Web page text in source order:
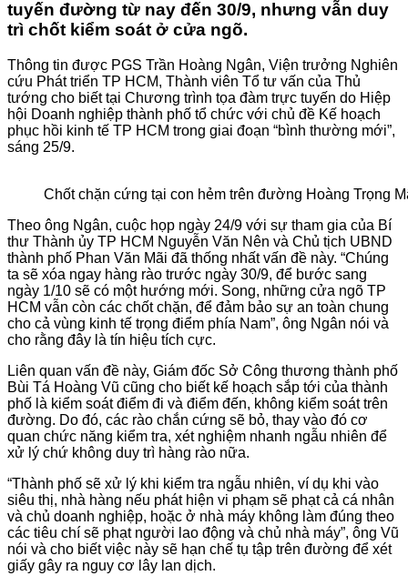
tuyến đường từ nay đến 30/9, nhưng vẫn duy
trì chốt kiểm soát ở cửa ngõ.
Thông tin được PGS Trần Hoàng Ngân, Viện trưởng Nghiên
cứu Phát triển TP HCM, Thành viên Tổ tư vấn của Thủ
tướng cho biết tại Chương trình tọa đàm trực tuyến do Hiệp
hội Doanh nghiệp thành phố tổ chức với chủ đề Kế hoạch
phục hồi kinh tế TP HCM trong giai đoạn “bình thường mới”,
sáng 25/9.
Chốt chặn cứng tại con hẻm trên đường Hoàng Trọng
Theo ông Ngân, cuộc họp ngày 24/9 với sự tham gia của Bí
thư Thành ủy TP HCM Nguyễn Văn Nên và Chủ tịch UBND
thành phố Phan Văn Mãi đã thống nhất vấn đề này. “Chúng
ta sẽ xóa ngay hàng rào trước ngày 30/9, để bước sang
ngày 1/10 sẽ có một hướng mới. Song, những cửa ngõ TP
HCM vẫn còn các chốt chặn, để đảm bảo sự an toàn chung
cho cả vùng kinh tế trọng điểm phía Nam”, ông Ngân nói và
cho rằng đây là tín hiệu tích cực.
Liên quan vấn đề này, Giám đốc Sở Công thương thành phố
Bùi Tá Hoàng Vũ cũng cho biết kế hoạch sắp tới của thành
phố là kiểm soát điểm đi và điểm đến, không kiểm soát trên
đường. Do đó, các rào chắn cứng sẽ bỏ, thay vào đó cơ
quan chức năng kiểm tra, xét nghiệm nhanh ngẫu nhiên để
xử lý chứ không duy trì hàng rào nữa.
“Thành phố sẽ xử lý khi kiểm tra ngẫu nhiên, ví dụ khi vào
siêu thị, nhà hàng nếu phát hiện vi phạm sẽ phạt cả cá nhân
và chủ doanh nghiệp, hoặc ở nhà máy không làm đúng theo
các tiêu chí sẽ phạt người lao động và chủ nhà máy”, ông Vũ
nói và cho biết việc này sẽ hạn chế tụ tập trên đường để xét
giấy gây ra nguy cơ lây lan dịch.